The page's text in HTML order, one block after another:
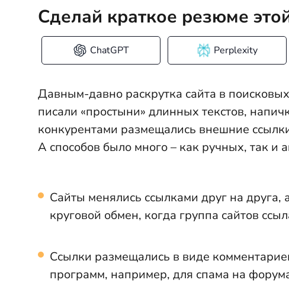
Сделай краткое резюме
ChatGPT Perplexity
Давным-давно раскрутка сайта в
писали «простыни» длинных текстов,
конкурентами размещались внешние
А способов было много – как ручных, так и
Сайты менялись ссылками друг на друга,
круговой обмен, когда группа сайтов
Ссылки размещались в виде
программ, например, для спама на